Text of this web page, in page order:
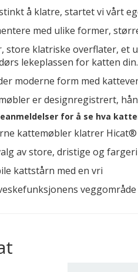
å klatre, startet vi vårt
med ulike former,
store klatriske overflater, et
lekeplassen for katten din.
moderne form med
er designregistrert,
for å se hva
kattemøbler klatrer Hicat®
av store, dristige og
kattstårn med en vri
veggområde